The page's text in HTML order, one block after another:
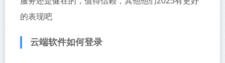
的表现吧
云端软件如何登录